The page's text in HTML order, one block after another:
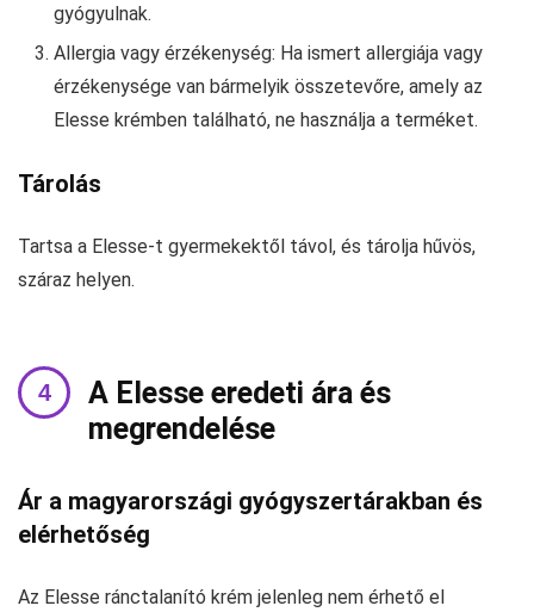
gyógyulnak.
Allergia vagy érzékenység: Ha ismert allergiája vagy
érzékenysége van bármelyik összetevőre, amely az
Elesse krémben található, ne használja a terméket.
Tárolás
Tartsa a Elesse-t gyermekektől távol, és tárolja hűvös,
száraz helyen.
A Elesse eredeti ára és
megrendelése
Ár a magyarországi gyógyszertárakban és
elérhetőség
Az Elesse ránctalanító krém jelenleg nem érhető el